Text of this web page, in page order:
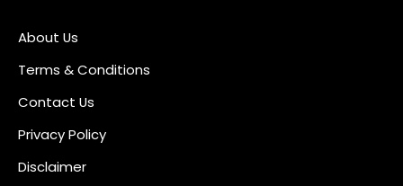
About Us
Terms & Conditions
Contact Us
Privacy Policy
Disclaimer